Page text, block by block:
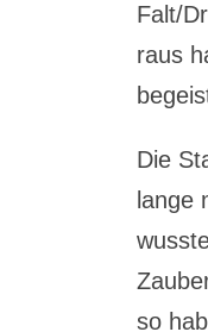
Falt/
raus
Die
lange
so